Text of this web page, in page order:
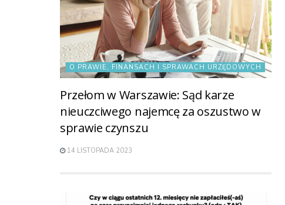
O PRAWIE, FINANSACH I SPRAWACH URZĘDOWYCH
Przełom w Warszawie: Sąd karze
nieuczciwego najemcę za oszustwo w
sprawie czynszu
14 LISTOPADA 2023